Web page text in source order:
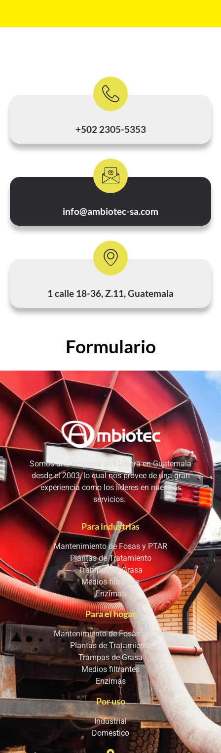
+502 2305-5353
info@ambiotec-sa.com
1 calle 18-36, Z.11, Guatemala
Formulario
Somos una empresa que labora en Guatemala
desde el 2003, lo cual nos provee de una gran
experiencia como los líderes en nuestros
servicios.
Para industrias
Mantenimiento de Fosas y PTAR
Plantas de Tratamiento
Trampas de Grasa
Medios filtrantes
Enzimas
Para el hogar
Mantenimiento de Fosas y PTAR
Plantas de Tratamiento
Trampas de Grasa
Medios filtrantes
Enzimas
Por uso
Industrial
Domestico